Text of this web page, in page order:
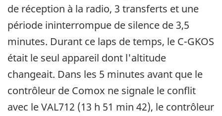
de réception à la radio, 3 transferts et une
période ininterrompue de silence de 3,5
minutes. Durant ce laps de temps, le C-GKOS
était le seul appareil dont l'altitude
changeait. Dans les 5 minutes avant que le
contrôleur de Comox ne signale le conflit
avec le VAL712 (13 h 51 min 42), le contrôleur